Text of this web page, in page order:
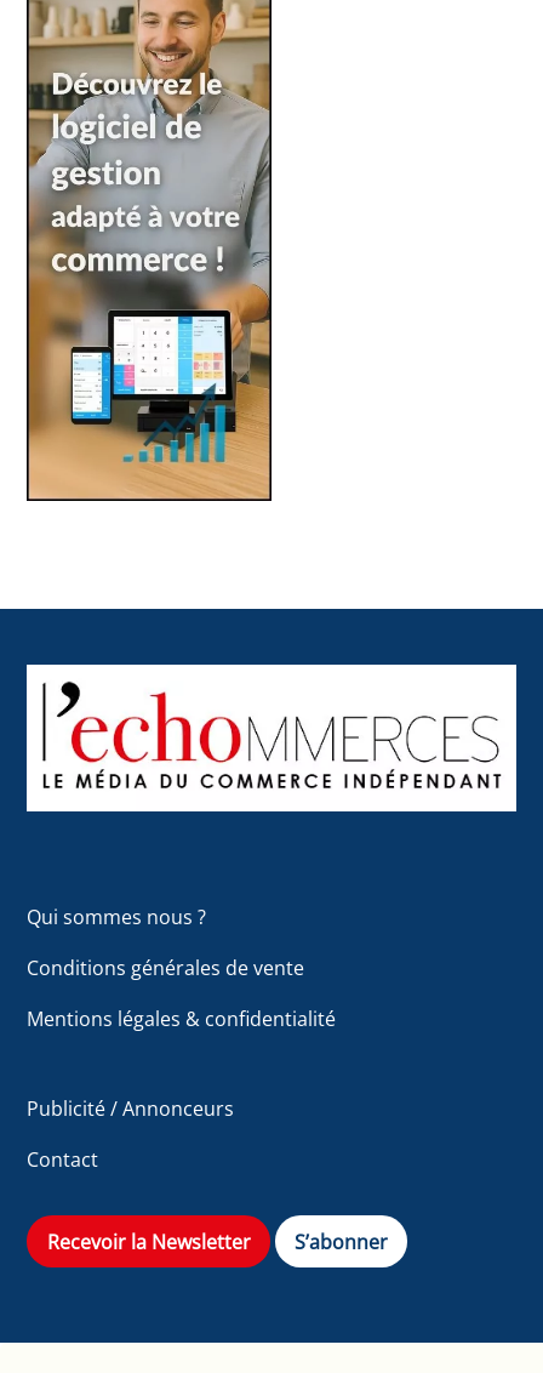
To
Top
Qui sommes nous ?
Conditions générales de vente
Mentions légales & confidentialité
Publicité / Annonceurs
Contact
Recevoir la Newsletter S’abonner